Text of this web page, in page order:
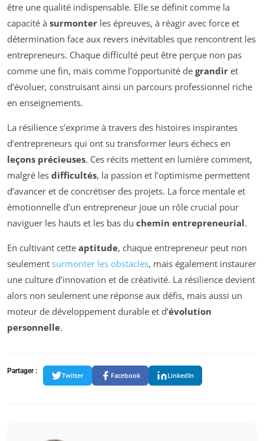
être une qualité indispensable. Elle se définit comme la
capacité à surmonter les épreuves, à réagir avec force et
détermination face aux revers inévitables que rencontrent les
entrepreneurs. Chaque difficulté peut être perçue non pas
comme une fin, mais comme l’opportunité de grandir et
d’évoluer, construisant ainsi un parcours professionnel riche
en enseignements.
La résilience s’exprime à travers des histoires inspirantes
d’entrepreneurs qui ont su transformer leurs échecs en
leçons précieuses. Ces récits mettent en lumière comment,
malgré les difficultés, la passion et l’optimisme permettent
d’avancer et de concrétiser des projets. La force mentale et
émotionnelle d’un entrepreneur joue un rôle crucial pour
naviguer les hauts et les bas du chemin entrepreneurial.
En cultivant cette aptitude, chaque entrepreneur peut non
seulement surmonter les obstacles, mais également instaurer
une culture d’innovation et de créativité. La résilience devient
alors non seulement une réponse aux défis, mais aussi un
moteur de développement durable et d’évolution
personnelle.
Partager :
Twitter Facebook LinkedIn